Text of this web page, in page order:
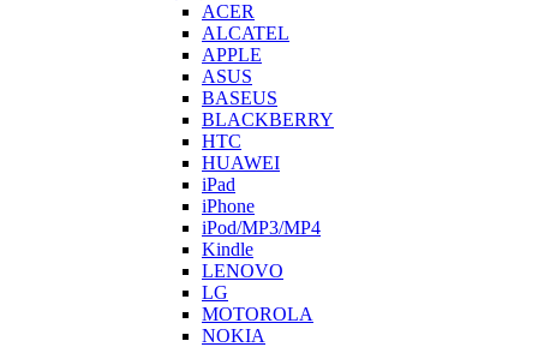
ACER
ALCATEL
APPLE
ASUS
BASEUS
BLACKBERRY
HTC
HUAWEI
iPad
iPhone
iPod/MP3/MP4
Kindle
LENOVO
LG
MOTOROLA
NOKIA